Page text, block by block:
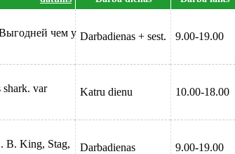
чем у Darbadienas + sest. 9.00-19.00
shark. var
Katru dienu 10.00-18.00
B. King, Stag,
Darbadienas 9.00-19.00